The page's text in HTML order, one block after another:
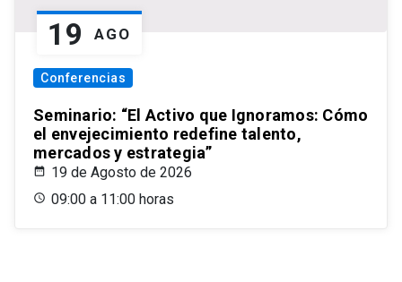
19 AGO
Conferencias
Seminario: “El Activo que Ignoramos: Cómo
el envejecimiento redefine talento,
mercados y estrategia”
19 de Agosto de 2026
09:00 a 11:00 horas